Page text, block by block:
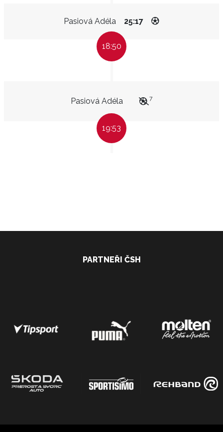
Pasiová Adéla 25:17
18:50
Pasiová Adéla 7
19:53
PARTNEŘI ČSH